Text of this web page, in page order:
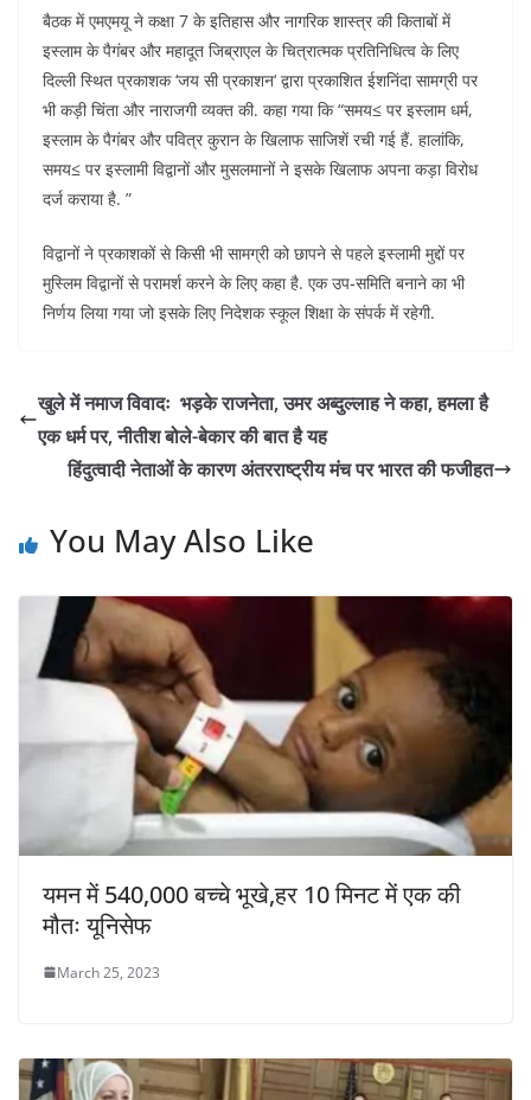
बैठक में एमएमयू ने कक्षा 7 के इतिहास और नागरिक शास्त्र की किताबों में
इस्लाम के पैगंबर और महादूत जिब्राएल के चित्रात्मक प्रतिनिधित्व के लिए
दिल्ली स्थित प्रकाशक ‘जय सी प्रकाशन‘ द्वारा प्रकाशित ईशनिंदा सामग्री पर
भी कड़ी चिंता और नाराजगी व्यक्त की. कहा गया कि “समय≤ पर इस्लाम धर्म,
इस्लाम के पैगंबर और पवित्र कुरान के खिलाफ साजिशें रची गई हैं. हालांकि,
समय≤ पर इस्लामी विद्वानों और मुसलमानों ने इसके खिलाफ अपना कड़ा विरोध
दर्ज कराया है. ”
विद्वानों ने प्रकाशकों से किसी भी सामग्री को छापने से पहले इस्लामी मुद्दों पर
मुस्लिम विद्वानों से परामर्श करने के लिए कहा है. एक उप-समिति बनाने का भी
निर्णय लिया गया जो इसके लिए निदेशक स्कूल शिक्षा के संपर्क में रहेगी.
खुले में नमाज विवादः भड़के राजनेता, उमर अब्दुल्लाह ने कहा, हमला है
एक धर्म पर, नीतीश बोले-बेकार की बात है यह
हिंदुत्वादी नेताओं के कारण अंतरराष्ट्रीय मंच पर भारत की फजीहत
You May Also Like
यमन में 540,000 बच्चे भूखे,हर 10 मिनट में एक की
मौतः यूनिसेफ
March 25, 2023